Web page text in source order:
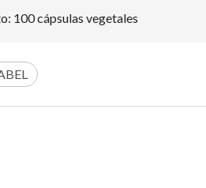
100 cápsulas vegetales